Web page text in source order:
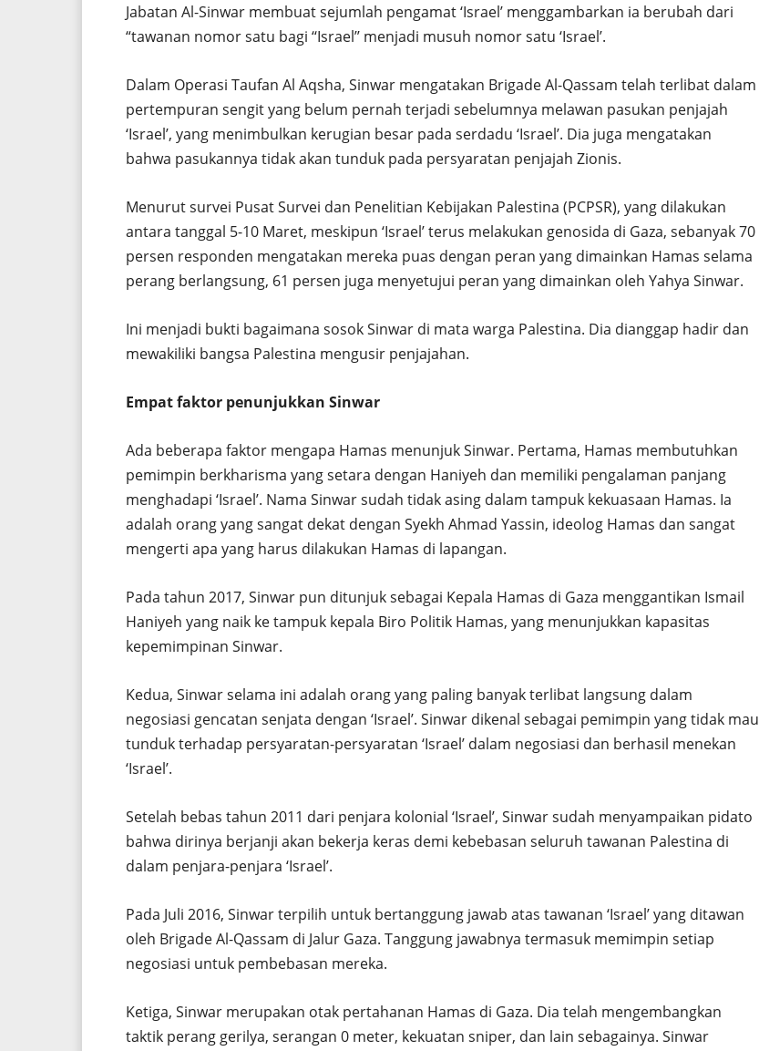
Jabatan Al-Sinwar membuat sejumlah pengamat ‘Israel’ menggambarkan ia berubah dari
“tawanan nomor satu bagi ‘‘Israel’’ menjadi musuh nomor satu ‘Israel’.
Dalam Operasi Taufan Al Aqsha, Sinwar mengatakan Brigade Al-Qassam telah terlibat dalam
pertempuran sengit yang belum pernah terjadi sebelumnya melawan pasukan penjajah
‘Israel’, yang menimbulkan kerugian besar pada serdadu ‘Israel’. Dia juga mengatakan
bahwa pasukannya tidak akan tunduk pada persyaratan penjajah Zionis.
Menurut survei Pusat Survei dan Penelitian Kebijakan Palestina (PCPSR), yang dilakukan
antara tanggal 5-10 Maret, meskipun ‘Israel’ terus melakukan genosida di Gaza, sebanyak 70
persen responden mengatakan mereka puas dengan peran yang dimainkan Hamas selama
perang berlangsung, 61 persen juga menyetujui peran yang dimainkan oleh Yahya Sinwar.
Ini menjadi bukti bagaimana sosok Sinwar di mata warga Palestina. Dia dianggap hadir dan
mewakiliki bangsa Palestina mengusir penjajahan.
Empat faktor penunjukkan Sinwar
Ada beberapa faktor mengapa Hamas menunjuk Sinwar. Pertama, Hamas membutuhkan
pemimpin berkharisma yang setara dengan Haniyeh dan memiliki pengalaman panjang
menghadapi ‘Israel’. Nama Sinwar sudah tidak asing dalam tampuk kekuasaan Hamas. Ia
adalah orang yang sangat dekat dengan Syekh Ahmad Yassin, ideolog Hamas dan sangat
mengerti apa yang harus dilakukan Hamas di lapangan.
Pada tahun 2017, Sinwar pun ditunjuk sebagai Kepala Hamas di Gaza menggantikan Ismail
Haniyeh yang naik ke tampuk kepala Biro Politik Hamas, yang menunjukkan kapasitas
kepemimpinan Sinwar.
Kedua, Sinwar selama ini adalah orang yang paling banyak terlibat langsung dalam
negosiasi gencatan senjata dengan ‘Israel’. Sinwar dikenal sebagai pemimpin yang tidak mau
tunduk terhadap persyaratan-persyaratan ‘Israel’ dalam negosiasi dan berhasil menekan
‘Israel’.
Setelah bebas tahun 2011 dari penjara kolonial ‘Israel’, Sinwar sudah menyampaikan pidato
bahwa dirinya berjanji akan bekerja keras demi kebebasan seluruh tawanan Palestina di
dalam penjara-penjara ‘Israel’.
Pada Juli 2016, Sinwar terpilih untuk bertanggung jawab atas tawanan ‘Israel’ yang ditawan
oleh Brigade Al-Qassam di Jalur Gaza. Tanggung jawabnya termasuk memimpin setiap
negosiasi untuk pembebasan mereka.
Ketiga, Sinwar merupakan otak pertahanan Hamas di Gaza. Dia telah mengembangkan
taktik perang gerilya, serangan 0 meter, kekuatan sniper, dan lain sebagainya. Sinwar